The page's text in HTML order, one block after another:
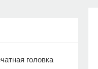
головка